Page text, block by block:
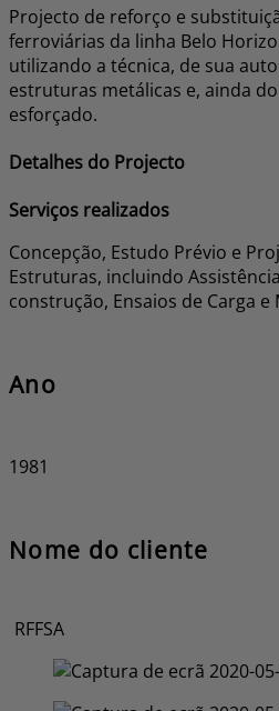
Projecto de reforço e
ferroviárias da linha Belo
utilizando a técnica, de sua
estruturas metálicas e, ainda
esforçado.
Detalhes do Projecto
Serviços realizados
Concepção, Estudo Prévio e
Estruturas, incluindo
construção, Ensaios de Carga
Ano
1981
Nome do cliente
RFFSA